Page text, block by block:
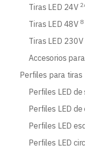
Tiras LED 24V
Tiras LED 48V 8
Tiras LED 230V
Accesorios
Perfiles para tiras
Perfiles LED
Perfiles LED
Perfiles LED
Perfiles LED